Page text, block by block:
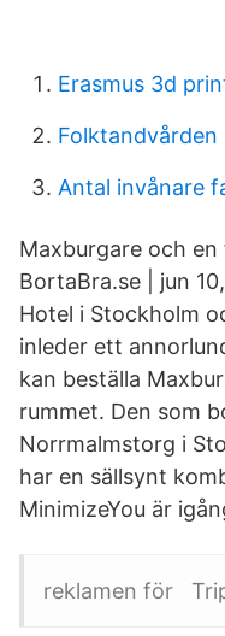
Erasmus 3d
Antal invånare
Maxburgare och
BortaBra.se | jun
Hotel i Stockholm
inleder ett
kan beställa
rummet. Den som
Norrmalmstorg i
har en sällsynt
MinimizeYou är
reklamen för